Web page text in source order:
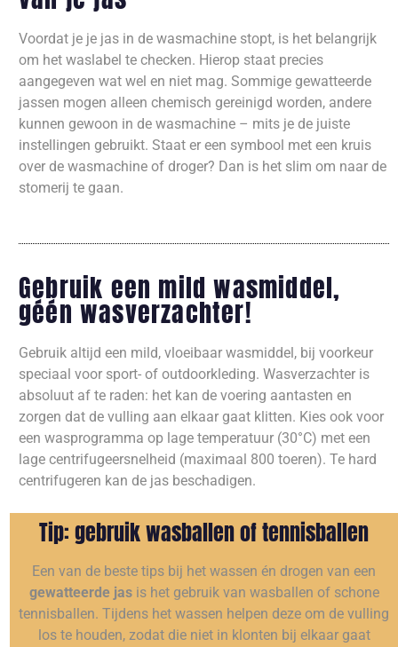
Voordat je je jas in de wasmachine stopt, is het belangrijk
om het waslabel te checken. Hierop staat precies
aangegeven wat wel en niet mag. Sommige gewatteerde
jassen mogen alleen chemisch gereinigd worden, andere
kunnen gewoon in de wasmachine – mits je de juiste
instellingen gebruikt. Staat er een symbool met een kruis
over de wasmachine of droger? Dan is het slim om naar de
stomerij te gaan.
Gebruik een mild wasmiddel,
géén wasverzachter!
Gebruik altijd een mild, vloeibaar wasmiddel, bij voorkeur
speciaal voor sport- of outdoorkleding. Wasverzachter is
absoluut af te raden: het kan de voering aantasten en
zorgen dat de vulling aan elkaar gaat klitten. Kies ook voor
een wasprogramma op lage temperatuur (30°C) met een
lage centrifugeersnelheid (maximaal 800 toeren). Te hard
centrifugeren kan de jas beschadigen.
Tip: gebruik wasballen of tennisballen
Een van de beste tips bij het wassen én drogen van een
gewatteerde jasis het gebruik van wasballen of schone
tennisballen. Tijdens het wassen helpen deze om de vulling
los te houden, zodat die niet in klonten bij elkaar gaat